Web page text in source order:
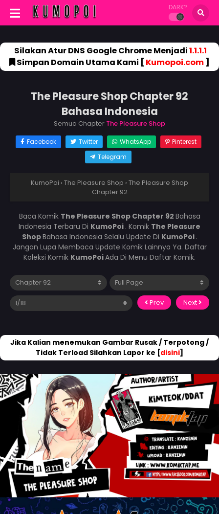
DARK?
Silakan Atur DNS Google Chrome Menjadi1.1.1.1
Simpan Domain Utama Kami [ Kumopoi.com]
The Pleasure Shop Chapter 92
Bahasa Indonesia
Semua Chapter The Pleasure Shop
Facebook Twitter WhatsApp
Pinterest
Telegram
KumoPoi › The Pleasure Shop › The Pleasure Shop
Chapter 92
Baca Komik The Pleasure Shop Chapter 92 Bahasa
Indonesia Terbaru Di KumoPoi . Komik The Pleasure
ShopBahasa Indonesia Selalu Update Di KumoPoi .
Jangan Lupa Membaca Update Komik Lainnya Ya. Daftar
Koleksi Komik KumoPoiAda Di Menu Daftar Komik.
Prev Next
Jika Kalian menemukan Gambar Rusak / Terpotong /
Tidak Terload Silahkan Lapor ke [disini]